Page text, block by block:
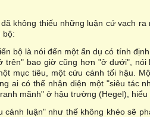
không thiếu những luận cứ vạch
bộ:
bộ là nói đến một ẩn dụ có tính
trên" bao giờ cũng hơn "ở dưới",
mục tiêu, một cứu cánh tối hậu.
ai có thể nhận diện một "siêu tác
mãnh" ở hậu trường (Hegel),
cánh luận" như thế không khéo sẽ